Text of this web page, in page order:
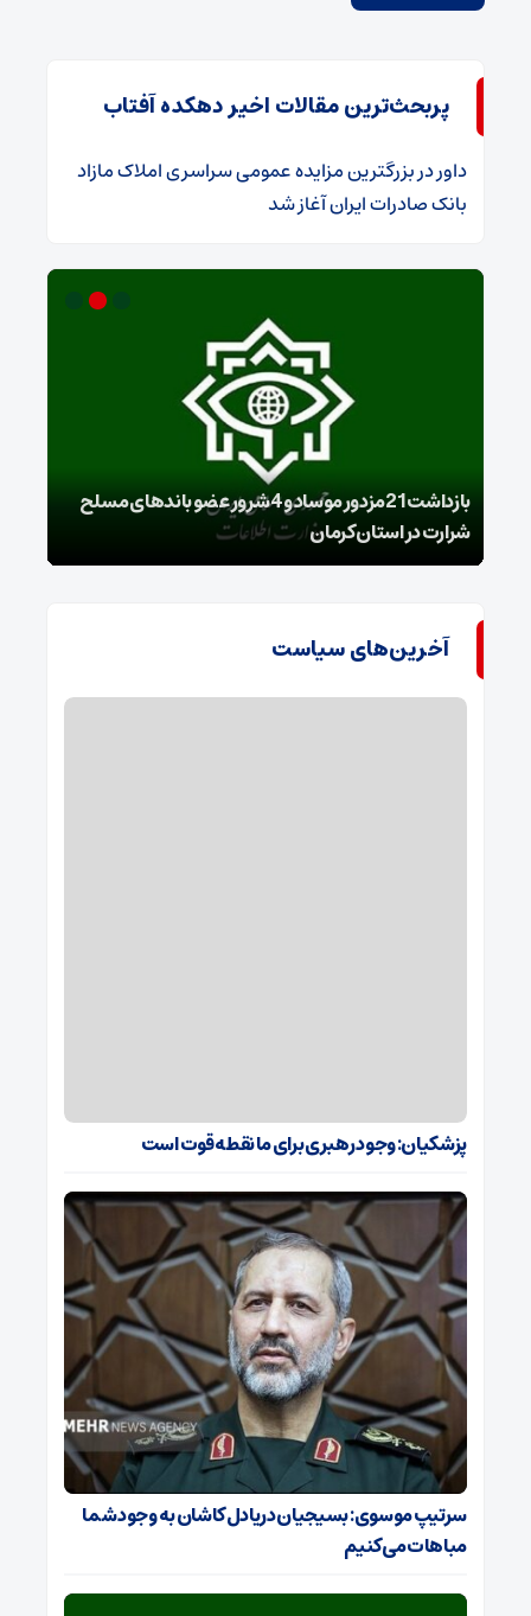
پربحث‌ترین مقالات اخیر دهکده آفتاب
داوردر​بزرگترین مزایده عمومی سراسری املاک مازاد
بانک صادرات ایران آغاز شد
بازداشت 21مزدور موساد و 4 شرور عضو باندهای مسلح
شرارت در استان کرمان
آخرین‌های سیاست
پزشکیان: وجود رهبری برای ما نقطه قوت است
سرتیپ موسوی: بسیجیان دریادل کاشان به وجود شما
مباهات می‌کنیم